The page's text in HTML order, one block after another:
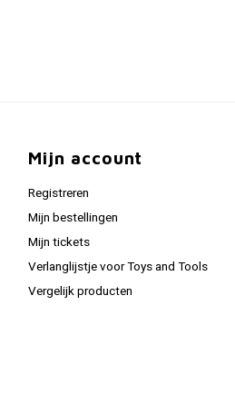
Mijn account
Registreren
Mijn bestellingen
Mijn tickets
Verlanglijstje voor Toys and Tools
Vergelijk producten